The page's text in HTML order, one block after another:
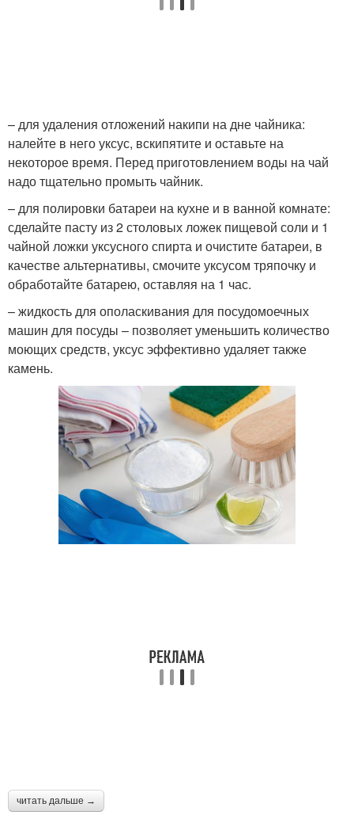
– для удаления отложений накипи на дне чайника:
налейте в него уксус, вскипятите и оставьте на
некоторое время. Перед приготовлением воды на чай
надо тщательно промыть чайник.
– для полировки батареи на кухне и в ванной комнате:
сделайте пасту из 2 столовых ложек пищевой соли и 1
чайной ложки уксусного спирта и очистите батареи, в
качестве альтернативы, смочите уксусом тряпочку и
обработайте батарею, оставляя на 1 час.
– жидкость для ополаскивания для посудомоечных
машин для посуды – позволяет уменьшить количество
моющих средств, уксус эффективно удаляет также
камень.
читать дальше →